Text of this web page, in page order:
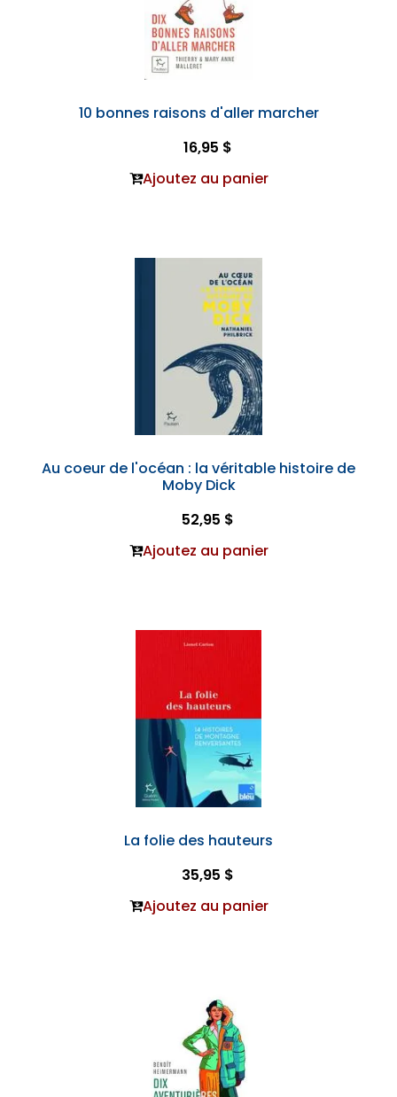
10 bonnes raisons d'aller marcher
16,95 $
Ajoutez au panier
Au coeur de l'océan : la véritable histoire de
Moby Dick
52,95 $
Ajoutez au panier
La folie des hauteurs
35,95 $
Ajoutez au panier